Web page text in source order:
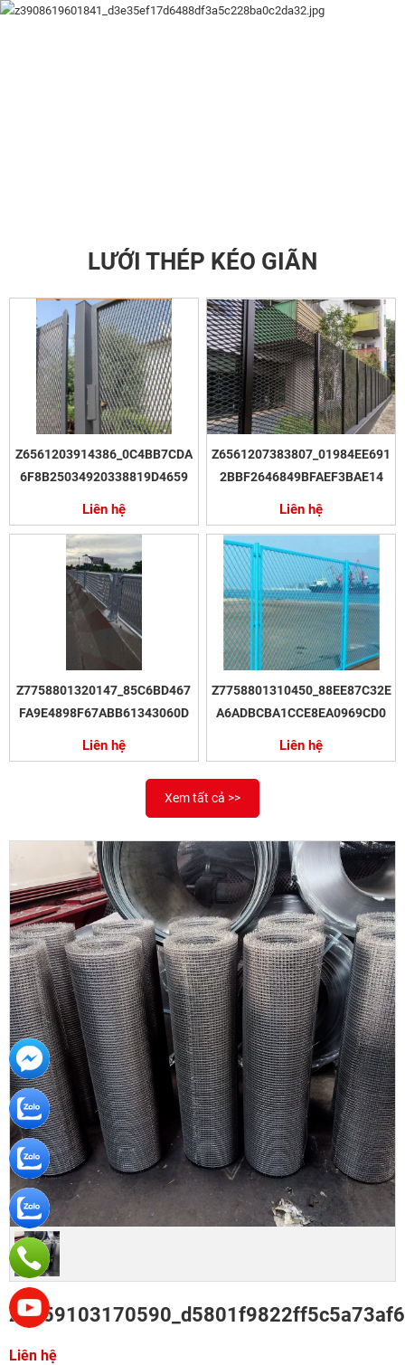
LƯỚI THÉP KÉO GIÃN
Z6561203914386_0C4BB7CDA
6F8B25034920338819D4659
Liên hệ
Z6561207383807_01984EE691
2BBF2646849BFAEF3BAE14
Liên hệ
Z7758801320147_85C6BD467
FA9E4898F67ABB61343060D
Liên hệ
Z7758801310450_88EE87C32E
A6ADBCBA1CCE8EA0969CD0
Liên hệ
Xem tất cả >>
Liên hệ